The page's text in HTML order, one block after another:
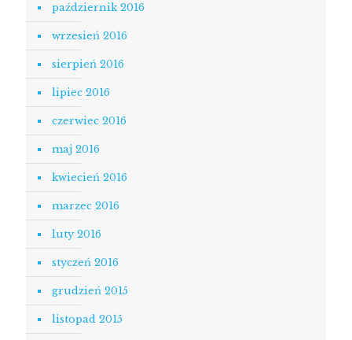
październik 2016
wrzesień 2016
sierpień 2016
lipiec 2016
czerwiec 2016
maj 2016
kwiecień 2016
marzec 2016
luty 2016
styczeń 2016
grudzień 2015
listopad 2015